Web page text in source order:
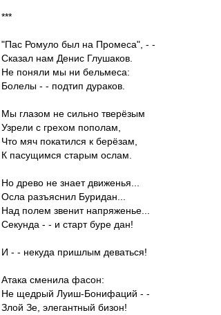
***
"Пас Ромуло был на Промеса", - -
Сказал нам Денис Глушаков.
Не поняли мы ни бельмеса:
Болелы - - подтип дураков.
Мы глазом не сильно тверёзым
Узрели с грехом пополам,
Что мяч покатился к берёзам,
К пасущимся старым ослам.
Но древо не знает движенья...
Осла разъяснил Буридан...
Над полем звенит напряженье...
Секунда - - и старт буре дан!
И - - некуда пришлым деваться!
Атака сменила фасон:
Не щедрый Луиш-Бонифаций - -
Злой Зе, элегантный бизон!